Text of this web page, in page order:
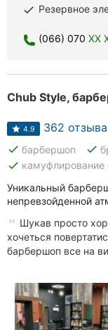
Ровно
Одесса
Харьков
Запорожье
Днепр
Львов
Кривой
Рог
Херсон
Полтава
done Резервное
(066) 070 XX
Chub Style,
4.9 362 отзыва
done барбершоп done
done камуфлирование
Уникальный
непревзойденной
Шукав просто
хочеться
барбершоп все на